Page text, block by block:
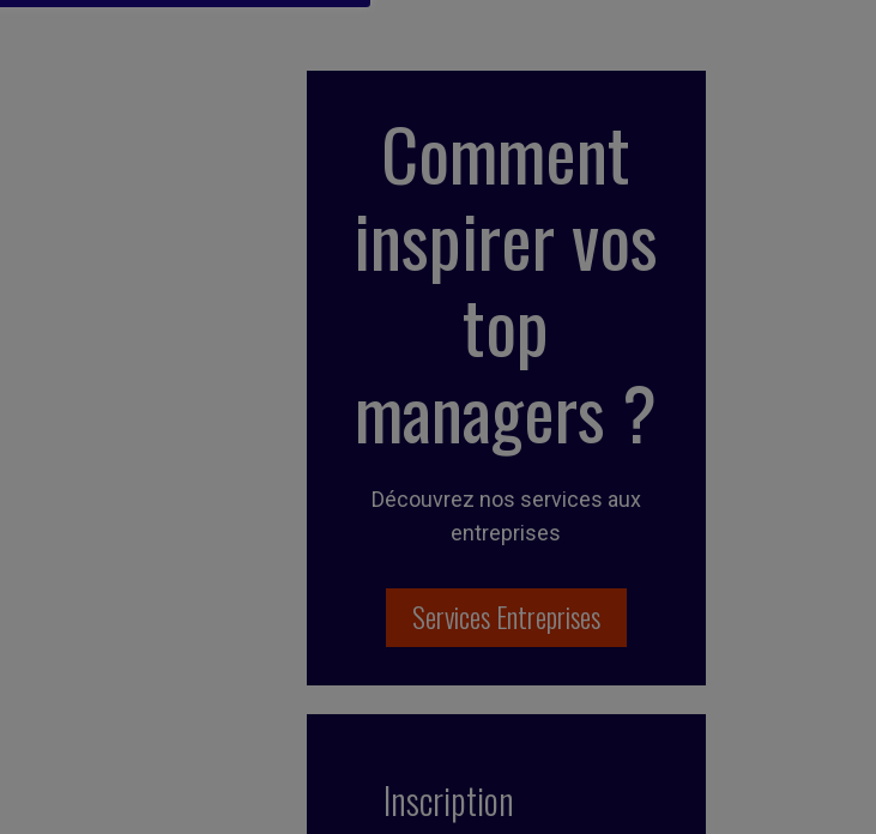
Comment
inspirer vos
top
managers ?
Découvrez nos services aux
entreprises
Services Entreprises
Inscription